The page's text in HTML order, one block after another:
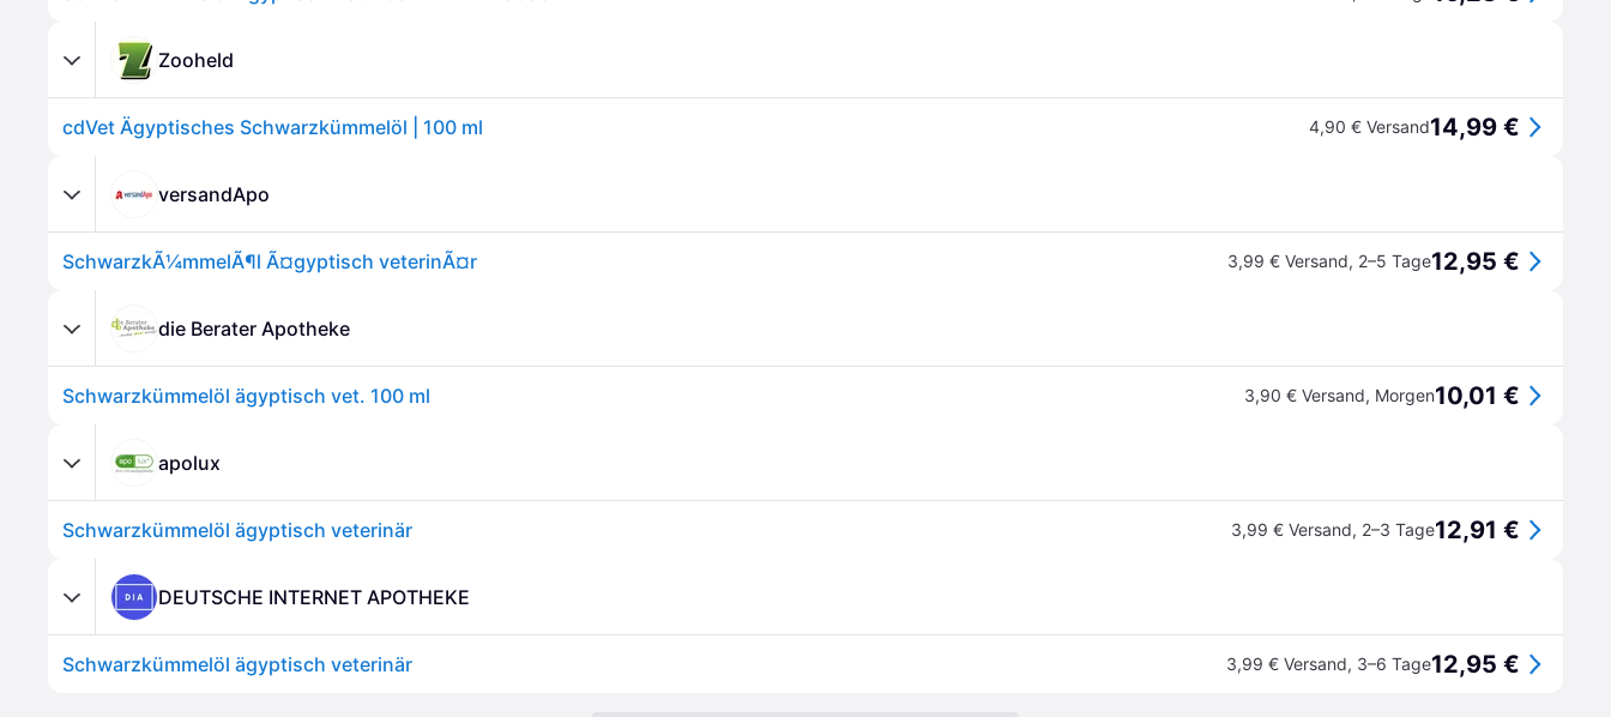
Zooheld
cdVet Ägyptisches Schwarzkümmelöl | 100 ml 4,90 € Versand14,99 €
versandApo
SchwarzkÃ¼mmelÃ¶l Ã¤gyptisch veterinÃ¤r 3,99 € Versand, 2–5 Tage12,95 €
die Berater Apotheke
Schwarzkümmelöl ägyptisch vet. 100 ml 3,90 € Versand, Morgen10,01 €
apolux
Schwarzkümmelöl ägyptisch veterinär 3,99 € Versand, 2–3 Tage12,91 €
DEUTSCHE INTERNET APOTHEKE
Schwarzkümmelöl ägyptisch veterinär 3,99 € Versand, 3–6 Tage12,95 €